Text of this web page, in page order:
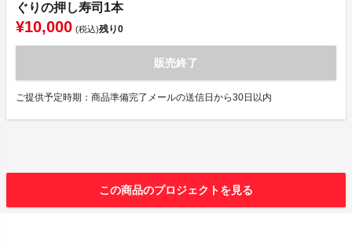
ぐりの押し寿司1本
¥10,000 (税込)残り0
販売終了
ご提供予定時期：商品準備完了メールの送信日から30日以内
この商品のプロジェクトを見る